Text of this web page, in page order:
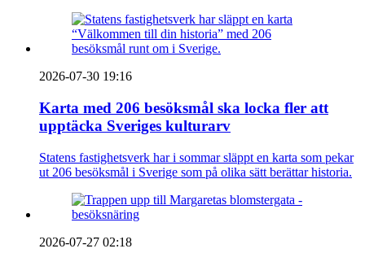
2026-07-30 19:16
Karta med 206 besöksmål ska locka fler att
upptäcka Sveriges kulturarv
Statens fastighetsverk har i sommar släppt en karta som pekar
ut 206 besöksmål i Sverige som på olika sätt berättar historia.
2026-07-27 02:18